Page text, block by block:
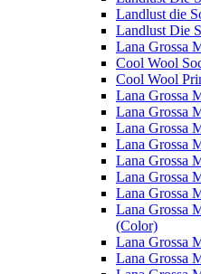
Landlust die
Landlust Die
Lana Grossa
Cool Wool
Cool Wool
Lana Grossa
Lana Grossa
Lana Grossa
Lana Grossa
Lana Grossa
Lana Grossa
Lana Grossa
Lana Grossa
(Color)
Lana Grossa
Lana Grossa